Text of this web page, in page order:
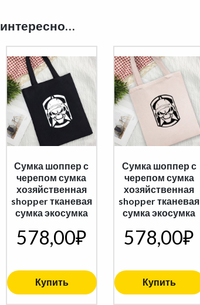
Сумка шоппер с
черепом сумка
хозяйственная
shopper тканевая
сумка экосумка
578,00₽
Купить
Сумка шоппер с
черепом сумка
хозяйственная
shopper тканевая
сумка экосумка
578,00₽
Купить